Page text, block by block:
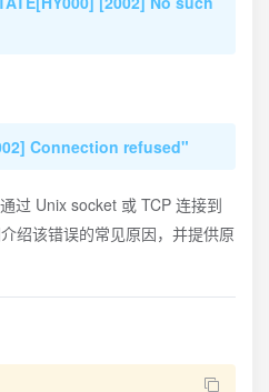
Connection refused"
过 Unix socket 或 TCP 连接到
绍该错误的常见原因，并提供原